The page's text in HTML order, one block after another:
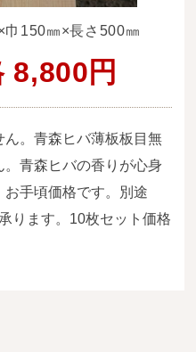
て
て
巾150㎜×長さ500㎜
8,800円
。青森ヒバ薄板板目無
青森ヒバの香りが心身
手頃価格です。別途
ります。10枚セット価格